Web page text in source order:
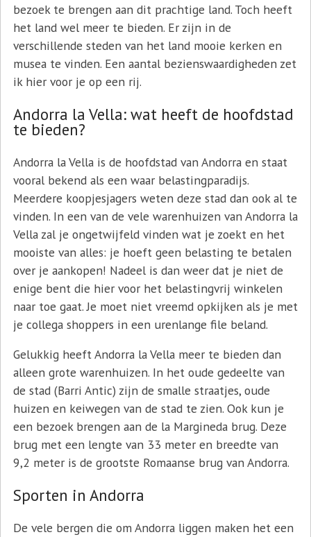
bezoek te brengen aan dit prachtige land. Toch heeft
het land wel meer te bieden. Er zijn in de
verschillende steden van het land mooie kerken en
musea te vinden. Een aantal bezienswaardigheden zet
ik hier voor je op een rij.
Andorra la Vella: wat heeft de hoofdstad
te bieden?
Andorra la Vella is de hoofdstad van Andorra en staat
vooral bekend als een waar belastingparadijs.
Meerdere koopjesjagers weten deze stad dan ook al te
vinden. In een van de vele warenhuizen van Andorra la
Vella zal je ongetwijfeld vinden wat je zoekt en het
mooiste van alles: je hoeft geen belasting te betalen
over je aankopen! Nadeel is dan weer dat je niet de
enige bent die hier voor het belastingvrij winkelen
naar toe gaat. Je moet niet vreemd opkijken als je met
je collega shoppers in een urenlange file beland.
Gelukkig heeft Andorra la Vella meer te bieden dan
alleen grote warenhuizen. In het oude gedeelte van
de stad (Barri Antic) zijn de smalle straatjes, oude
huizen en keiwegen van de stad te zien. Ook kun je
een bezoek brengen aan de la Margineda brug. Deze
brug met een lengte van 33 meter en breedte van
9,2 meter is de grootste Romaanse brug van Andorra.
Sporten in Andorra
De vele bergen die om Andorra liggen maken het een